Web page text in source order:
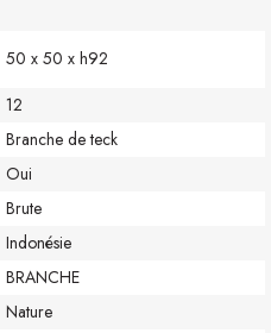
50 x 50 x h92
12
Branche de teck
Oui
Brute
Indonésie
BRANCHE
Nature